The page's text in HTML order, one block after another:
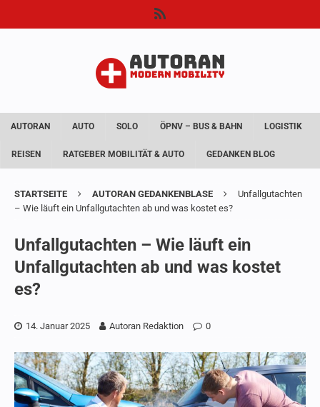
AUTORAN AUTO SOLO ÖPNV – BUS & BAHN LOGISTIK
REISEN RATGEBER MOBILITÄT & AUTO GEDANKEN BLOG
STARTSEITE AUTORAN GEDANKENBLASE
Unfallgutachten
– Wie läuft ein Unfallgutachten ab und was kostet es?
Unfallgutachten – Wie läuft ein
Unfallgutachten ab und was kostet
es?
14. Januar 2025 Autoran Redaktion 0